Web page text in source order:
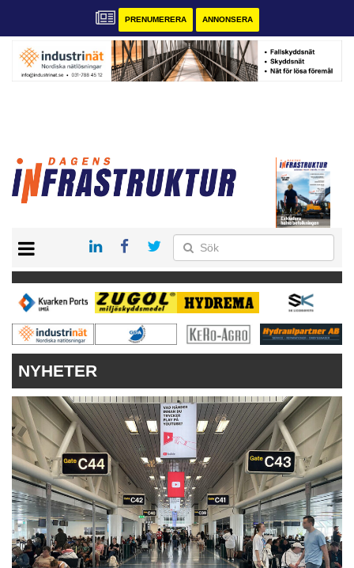
PRENUMERERA ANNONSERA
KONTAKT
VÅRA ANDRA MAGASIN
PRENUMERERA
ANNONSERA
NYHETER